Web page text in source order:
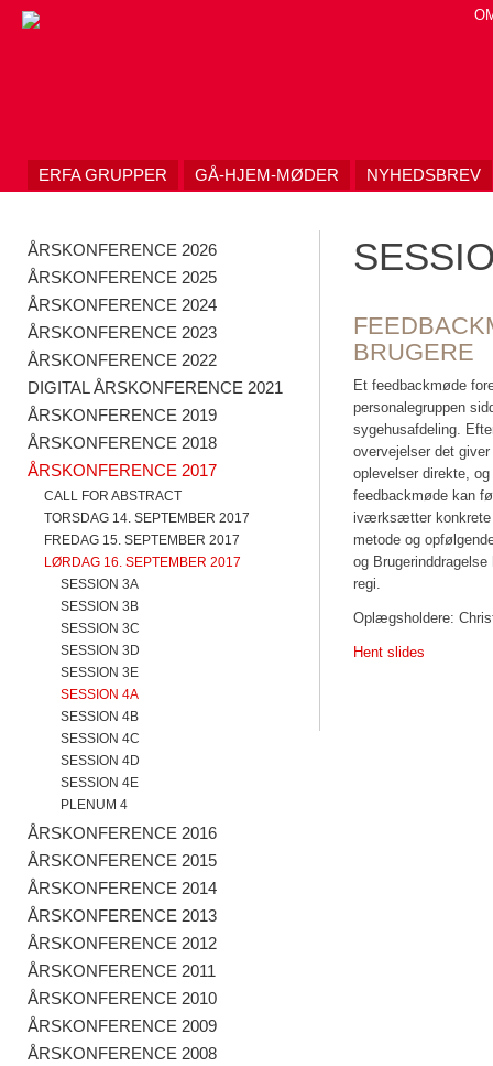
Skip
ERFA GRUPPER GÅ-HJEM-MØDER NYHEDSBREV
BRUGERE
Et feedbackmøde
personalegruppen
sygehusafdeling.
overvejelser det
oplevelser direkte,
feedbackmøde kan
iværksætter konkrete
metode og
og
regi.
Oplægsholdere:
Hent slides
ÅRSKONFERENCE 2026
ÅRSKONFERENCE 2025
ÅRSKONFERENCE 2024
ÅRSKONFERENCE 2023
ÅRSKONFERENCE 2022
DIGITAL ÅRSKONFERENCE 2021
ÅRSKONFERENCE 2019
ÅRSKONFERENCE 2018
ÅRSKONFERENCE 2017
CALL FOR ABSTRACT
TORSDAG 14. SEPTEMBER 2017
FREDAG 15. SEPTEMBER 2017
LØRDAG 16. SEPTEMBER 2017
SESSION 3A
SESSION 3B
SESSION 3C
SESSION 3D
SESSION 3E
SESSION 4A
SESSION 4B
SESSION 4C
SESSION 4D
SESSION 4E
PLENUM 4
ÅRSKONFERENCE 2016
ÅRSKONFERENCE 2015
ÅRSKONFERENCE 2014
ÅRSKONFERENCE 2013
ÅRSKONFERENCE 2012
ÅRSKONFERENCE 2011
ÅRSKONFERENCE 2010
ÅRSKONFERENCE 2009
ÅRSKONFERENCE 2008